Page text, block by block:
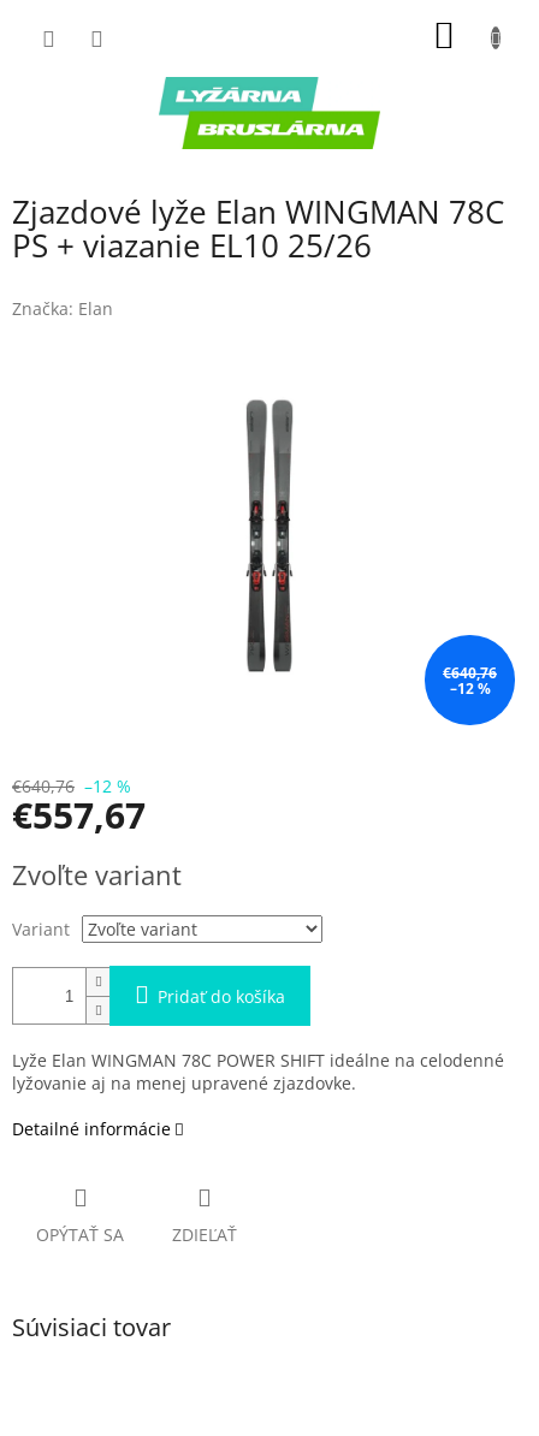
Zjazdové lyže Elan WINGMAN 78C
PS + viazanie EL10 25/26
Značka: Elan
€640,76
–12 %
€640,76 –12 %
€557,67
cena:
Zvoľte variant
Variant
Pridať do košíka
Lyže Elan WINGMAN 78C POWER SHIFT ideálne na celodenné
lyžovanie aj na menej upravené zjazdovke.
Detailné informácie
OPÝTAŤ SA ZDIEĽAŤ
Súvisiaci tovar